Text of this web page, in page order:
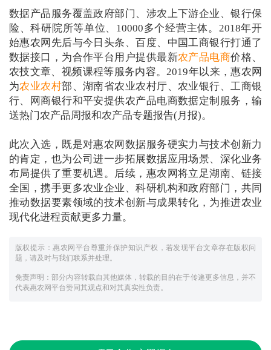
数据产品服务覆盖政府部门、涉农上下游企业、银行保
险、科研院所等单位、10000多个经营主体。2018年开
始惠农网先后与今日头条、百度、中国工商银行打通了
数据接口，为合作平台用户提供最新农产品电商价格、
农技文章、视频课程等服务内容。2019年以来，惠农网
为农业农村部、湖南省农业农村厅、农业银行、工商银
行、网商银行和平安提供农产品电商数据定制服务，输
送热门农产品周报和农产品专题报告(月报)。
此次入选，既是对惠农网数据服务硬实力与技术创新力
的肯定，也为公司进一步拓展数据应用场景、深化业务
布局提供了重要机遇。后续，惠农网将立足湖南、链接
全国，携手更多农业企业、科研机构和政府部门，共同
推动数据要素领域的技术创新与成果转化，为推进农业
现代化进程贡献更多力量。
版权提示：惠农网平台尊重并保护知识产权，若发现平台文章存在版权问
题，请及时与我们联系并处理。
免责声明：部分内容转载自其他媒体，转载的目的在于传递更多信息，并不
代表惠农网平台赞同其观点和对其真实性负责。